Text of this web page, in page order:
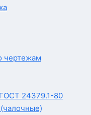
чертежам
24379.1-80